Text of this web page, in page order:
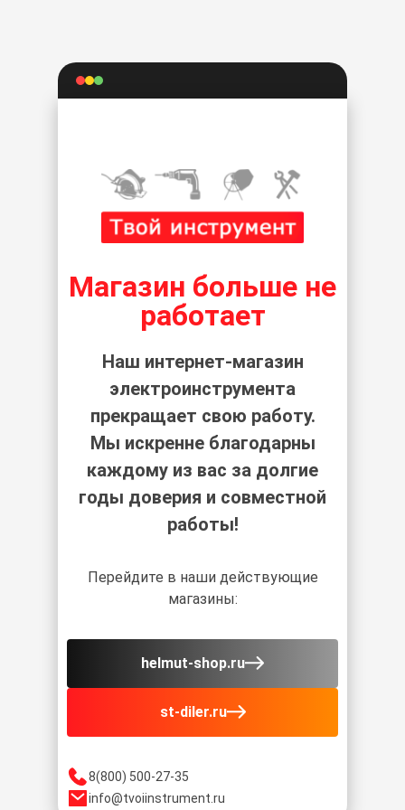
8(800) 500-27-35
info@tvoiinstrument.ru
Магазин больше не
работает
Наш интернет-магазин
электроинструмента
прекращает свою работу.
Мы искренне благодарны
каждому из вас за долгие
годы доверия и совместной
работы!
Перейдите в наши действующие
магазины:
helmut-shop.ru
st-diler.ru